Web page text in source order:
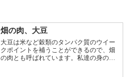
畑の肉、大豆
大豆は米など穀類のタンパク質のウイー
クポイントを補うことができるので、畑
の肉とも呼ばれています。私達の身の回